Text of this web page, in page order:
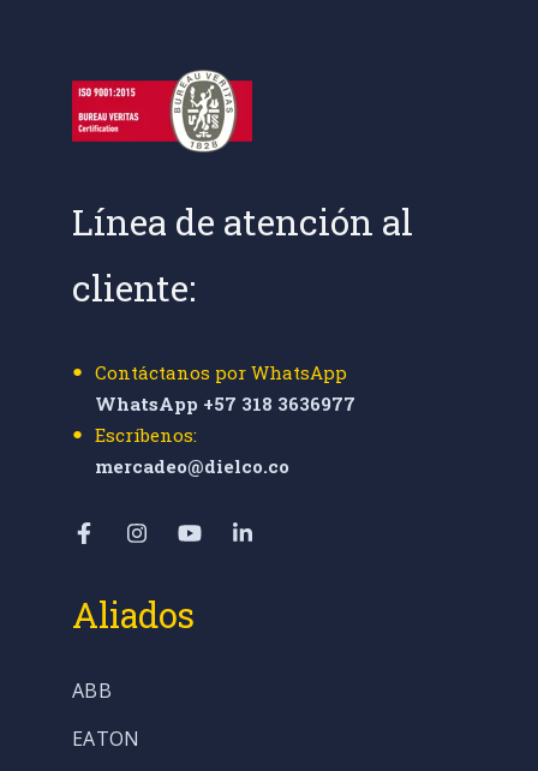
Línea de atención al
cliente:
Contáctanos por WhatsApp
WhatsApp +57 318 3636977
Escríbenos:
mercadeo@dielco.co
Aliados
ABB
EATON